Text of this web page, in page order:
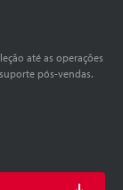
até as operações
pós-vendas.